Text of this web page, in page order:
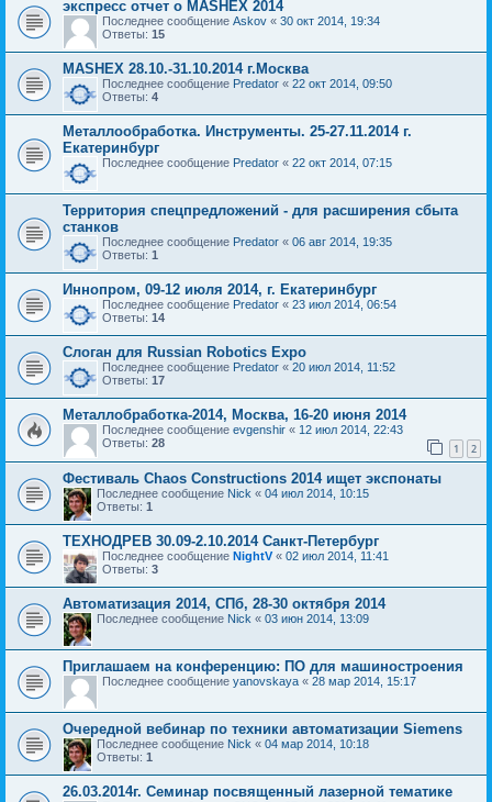
экспресс отчет о МАSHEX 2014
Последнее сообщение Askov « 30 окт 2014, 19:34
Ответы: 15
MASHEX 28.10.-31.10.2014 г.Москва
Последнее сообщение Predator « 22 окт 2014, 09:50
Ответы: 4
Металлообработка. Инструменты. 25-27.11.2014 г.
Екатеринбург
Последнее сообщение Predator « 22 окт 2014, 07:15
Территория спецпредложений - для расширения сбыта
станков
Последнее сообщение Predator « 06 авг 2014, 19:35
Ответы: 1
Иннопром, 09-12 июля 2014, г. Екатеринбург
Последнее сообщение Predator « 23 июл 2014, 06:54
Ответы: 14
Слоган для Russian Robotics Expo
Последнее сообщение Predator « 20 июл 2014, 11:52
Ответы: 17
Металлобработка-2014, Москва, 16-20 июня 2014
Последнее сообщение evgenshir « 12 июл 2014, 22:43
Ответы: 28 1 2
Фестиваль Chaos Constructions 2014 ищет экспонаты
Последнее сообщение Nick « 04 июл 2014, 10:15
Ответы: 1
ТЕХНОДРЕВ 30.09-2.10.2014 Санкт-Петербург
Последнее сообщение NightV« 02 июл 2014, 11:41
Ответы: 3
Автоматизация 2014, СПб, 28-30 октября 2014
Последнее сообщение Nick « 03 июн 2014, 13:09
Приглашаем на конференцию: ПО для машиностроения
Последнее сообщение yanovskaya « 28 мар 2014, 15:17
Очередной вебинар по техники автоматизации Siemens
Последнее сообщение Nick « 04 мар 2014, 10:18
Ответы: 1
26.03.2014г. Семинар посвященный лазерной тематике